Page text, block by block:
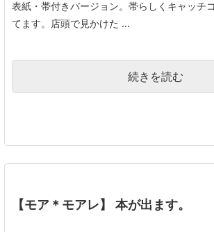
表紙・帯付きバージョン。帯らしくキャッチ
てます。店頭で見かけた ...
続きを読む
【モア＊モアレ】 本が出ます。